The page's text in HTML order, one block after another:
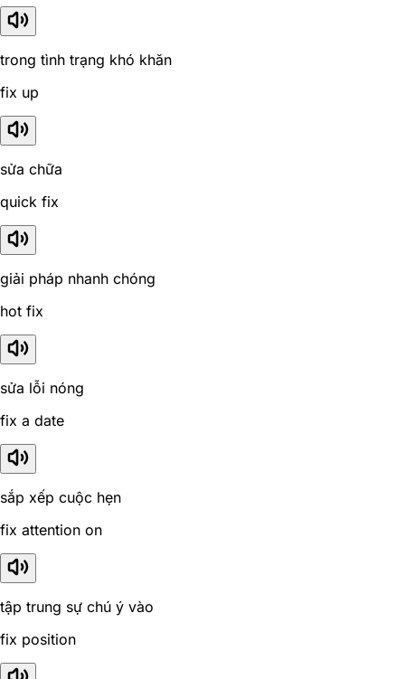
trong tình trạng khó khăn
fix up
sửa chữa
quick fix
giải pháp nhanh chóng
hot fix
sửa lỗi nóng
fix a date
sắp xếp cuộc hẹn
fix attention on
tập trung sự chú ý vào
fix position